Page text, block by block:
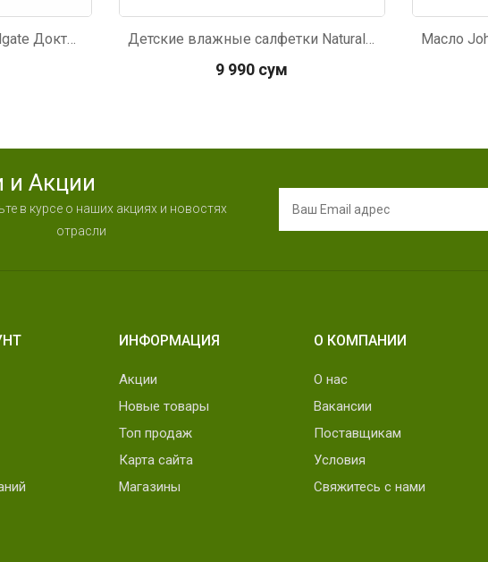
Детская зубная паста Colgate Доктор Заяц со вкусом жвачки 50мл Детские влажные салфетки Natural Fresh 72шт
9 990 сум
и Акции
в курсе о наших акциях и новостях
отрасли
ИНФОРМАЦИЯ
Акции
Новые товары
Топ продаж
Карта сайта
Магазины
О КОМПАНИИ
О нас
Вакансии
Поставщикам
Условия
Свяжитесь с нами